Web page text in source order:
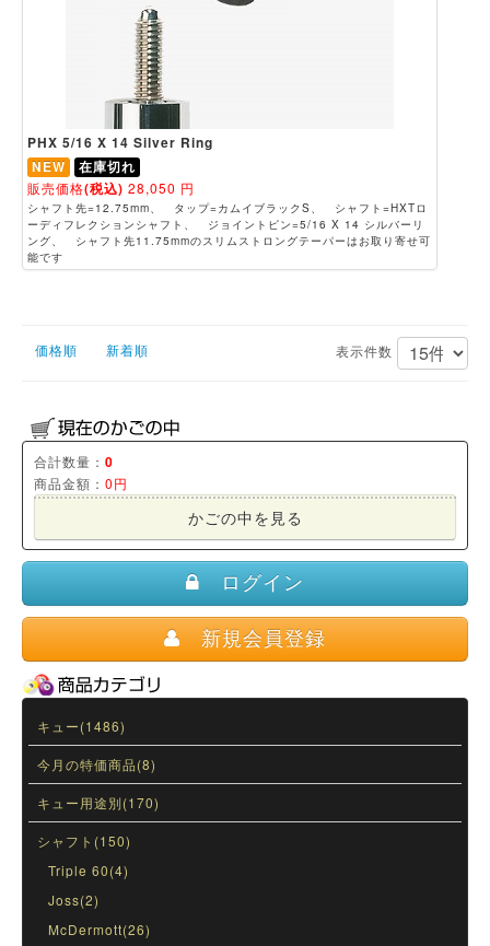
PHX 5/16 X 14 Silver Ring
NEW
在庫切れ
販売価格(税込) 28,050 円
シャフト先=12.75mm、 タップ=カムイブラックS、 シャフト=HXTロ
ーディフレクションシャフト、 ジョイントピン=5/16 X 14 シルバーリ
ング、 シャフト先11.75mmのスリムストロングテーパーはお取り寄せ可
能です
価格順 新着順 表示件数
合計数量： 0
商品金額： 0円
かごの中を見る
ログイン
新規会員登録
キュー(1486)
今月の特価商品(8)
キュー用途別(170)
シャフト(150)
Triple 60(4)
Joss(2)
McDermott(26)